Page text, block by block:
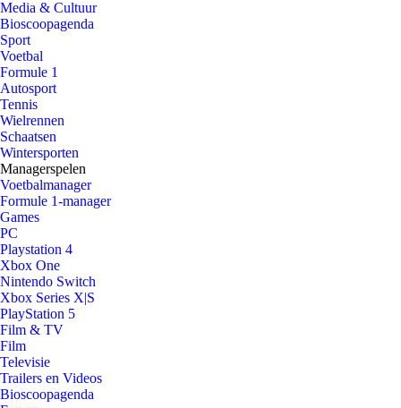
Media & Cultuur
Bioscoopagenda
Sport
Voetbal
Formule 1
Autosport
Tennis
Wielrennen
Schaatsen
Wintersporten
Managerspelen
Voetbalmanager
Formule 1-manager
Games
PC
Playstation 4
Xbox One
Nintendo Switch
Xbox Series X|S
PlayStation 5
Film & TV
Film
Televisie
Trailers en Videos
Bioscoopagenda